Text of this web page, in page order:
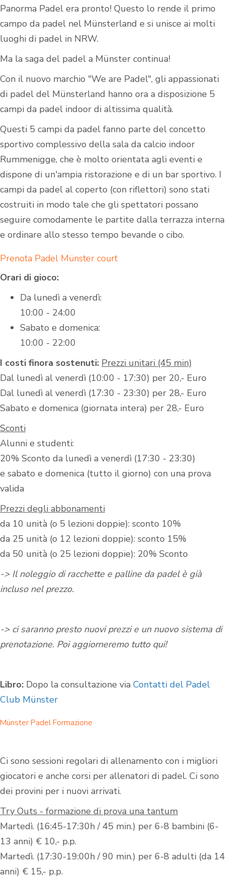
Panorma Padel era pronto! Questo lo rende il primo
campo da padel nel Münsterland e si unisce ai molti
luoghi di padel in NRW.
Ma la saga del padel a Münster continua!
Con il nuovo marchio "We are Padel", gli appassionati
di padel del Münsterland hanno ora a disposizione 5
campi da padel indoor di altissima qualità.
Questi 5 campi da padel fanno parte del concetto
sportivo complessivo della sala da calcio indoor
Rummenigge, che è molto orientata agli eventi e
dispone di un'ampia ristorazione e di un bar sportivo. I
campi da padel al coperto (con riflettori) sono stati
costruiti in modo tale che gli spettatori possano
seguire comodamente le partite dalla terrazza interna
e ordinare allo stesso tempo bevande o cibo.
Prenota Padel Münster court
Orari di gioco:
Da lunedì a venerdì:
10:00 - 24:00
Sabato e domenica:
10:00 - 22:00
I costi finora sostenuti: Prezzi unitari (45 min)
Dal lunedì al venerdì (10:00 - 17:30) per 20,- Euro
Dal lunedì al venerdì (17:30 - 23:30) per 28,- Euro
Sabato e domenica (giornata intera) per 28,- Euro
Sconti
Alunni e studenti:
20% Sconto da lunedì a venerdì (17:30 - 23:30)
e sabato e domenica (tutto il giorno) con una prova
valida
Prezzi degli abbonamenti
da 10 unità (o 5 lezioni doppie): sconto 10%
da 25 unità (o 12 lezioni doppie): sconto 15%
da 50 unità (o 25 lezioni doppie): 20% Sconto
-> Il noleggio di racchette e palline da padel è già
incluso nel prezzo.
-> ci saranno presto nuovi prezzi e un nuovo sistema di
prenotazione. Poi aggiorneremo tutto qui!
Libro: Dopo la consultazione via Contatti del Padel
Club Münster
Münster Padel Formazione
Ci sono sessioni regolari di allenamento con i migliori
giocatori e anche corsi per allenatori di padel. Ci sono
dei provini per i nuovi arrivati.
Try Outs - formazione di prova una tantum
Martedì. (16:45-17:30h / 45 min.) per 6-8 bambini (6-
13 anni) € 10,- p.p.
Martedì. (17:30-19:00h / 90 min.) per 6-8 adulti (da 14
anni) € 15,- p.p.